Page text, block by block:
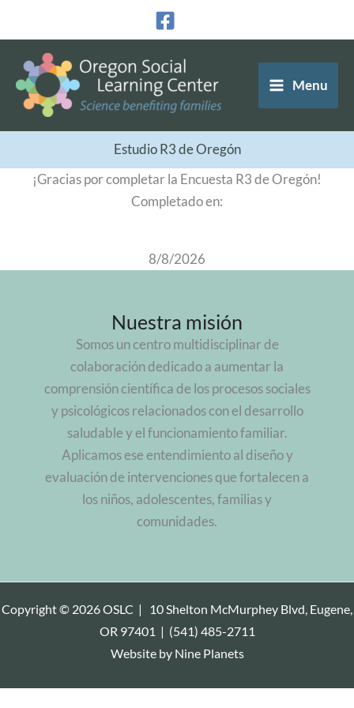
contenido
Menu
Estudio R3 de Oregón
¡Gracias por completar la Encuesta R3 de Oregón!
Completado en:
8/8/2026
Nuestra misión
Somos un centro multidisciplinar de
colaboración dedicado a aumentar la
comprensión científica de los procesos sociales
y psicológicos relacionados con el desarrollo
saludable y el funcionamiento familiar.
Aplicamos ese entendimiento al diseño y
evaluación de intervenciones que fortalecen a
los niños, adolescentes, familias y
comunidades.
Copyright © 2026 OSLC |
10 Shelton McMurphey Blvd, Eugene,
OR 97401 | (541) 485-2711
Website by Nine Planets